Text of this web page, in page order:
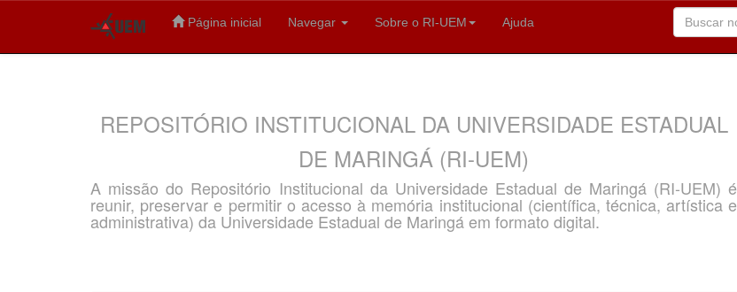
Página inicial Navegar Sobre o RI-UEM Ajuda
REPOSITÓRIO INSTITUCIONAL DA UNIVERSIDADE ESTADUAL
DE MARINGÁ (RI-UEM)
A missão do Repositório Institucional da Universidade Estadual de Maringá (RI-UEM) é
reunir, preservar e permitir o acesso à memória institucional (científica, técnica, artística e
administrativa) da Universidade Estadual de Maringá em formato digital.